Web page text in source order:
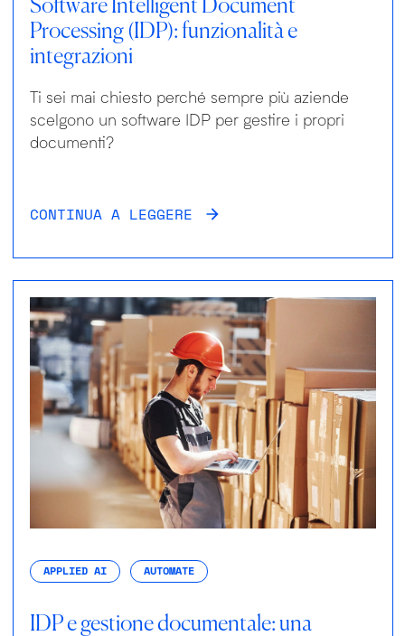
Software Intelligent Document
Processing (IDP): funzionalità e
integrazioni
Ti sei mai chiesto perché sempre più aziende
scelgono un software IDP per gestire i propri
documenti?
CONTINUA A LEGGERE
APPLIED AI AUTOMATE
IDP e gestione documentale: una